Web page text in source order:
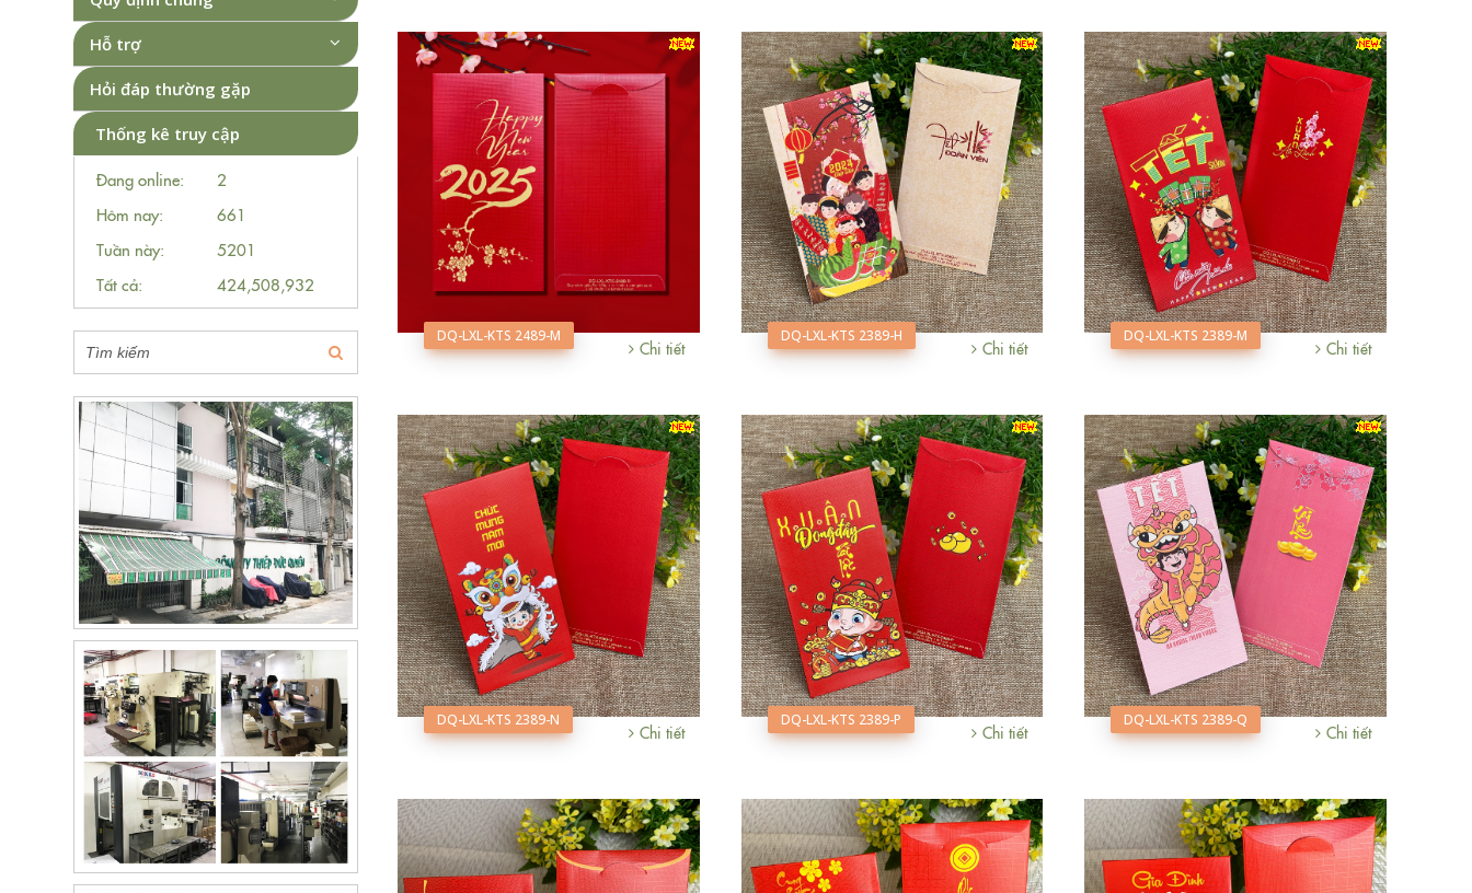
DQ-LXL-KTS 2489-M
Chi tiết
DQ-LXL-KTS 2389-H
Chi tiết
DQ-LXL-KTS 2389-M
Chi tiết
DQ-LXL-KTS 2389-N
Chi tiết
DQ-LXL-KTS 2389-P
Chi tiết
DQ-LXL-KTS 2389-Q
Chi tiết
Hỗ trợ
Hỏi đáp thường gặp
Thống kê truy cập
Đang online:
2
Hôm nay:
661
Tuần này:
5201
Tất cả:
424,508,932